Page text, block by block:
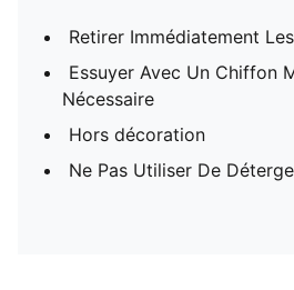
Retirer Immédiatement
Essuyer Avec Un Chiffon
Nécessaire
Hors décoration
Ne Pas Utiliser De